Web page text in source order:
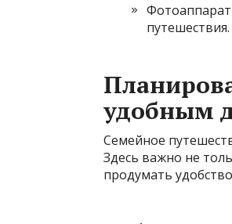
путешествия.
удобным
Семейное
Здесь важно не
продумать